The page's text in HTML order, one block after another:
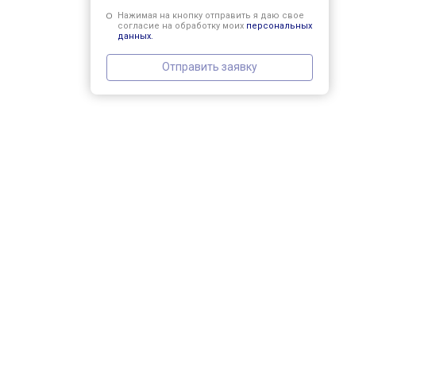
Нажимая на кнопку отправить я даю свое
согласие на обработку моих персональных
данных.
Отправить заявку